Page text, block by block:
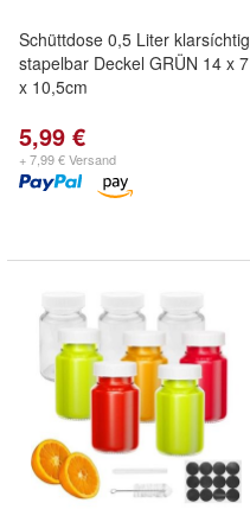
Schüttdose 0,5 Liter klarsíchtig
stapelbar Deckel GRÜN 14 x 7
x 10,5cm
5,99 €
+ 7,99 € Versand